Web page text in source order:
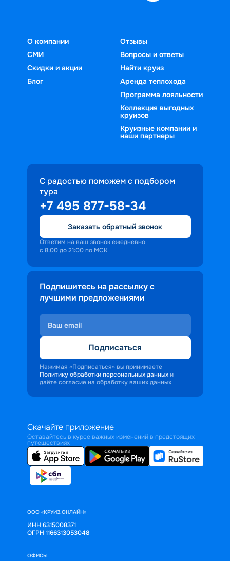
О компании
СМИ
Скидки и акции
Блог
Отзывы
Вопросы и ответы
Найти круиз
Аренда теплохода
Программа лояльности
Коллекция выгодных
круизов
Круизные компании и
наши партнеры
С радостью поможем с подбором
тура
+7 495 877-58-34
Заказать обратный звонок
Ответим на ваш звонок ежедневно
с 8:00 до 21:00 по МСК
Подпишитесь на рассылку с
лучшими предложениями
Подписаться
Нажимая «Подписаться» вы принимаете
Политику обработки персональных данных и
даёте согласие на обработку ваших данных
Скачайте приложение
Оставайтесь в курсе важных изменений в предстоящих
путешествиях
ООО «КРУИЗ.ОНЛАЙН»
ИНН 6315008371
ОГРН 1166313053048
ОФИСЫ